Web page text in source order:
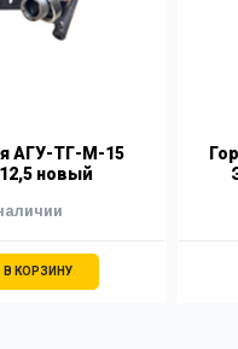
АГУ-ТГ-М-15
новый
В КОРЗИНУ